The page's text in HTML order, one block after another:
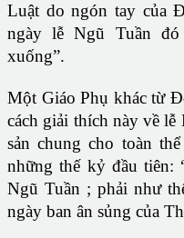
Luật do ngón tay của
ngày lễ Ngũ Tuần
xuống”.
Một Giáo Phụ khác từ
cách giải thích này về
sản chung cho toàn
những thế kỷ đầu tiên:
Ngũ Tuần ; phải như
ngày ban ân sủng của